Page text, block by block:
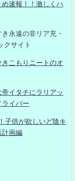
め速報！！激しくハ
永遠の非リア充・
クサイト
こもりニートのオ
イタチにラリアッ
ライバー
子供が欲しいど陰キ
計画編